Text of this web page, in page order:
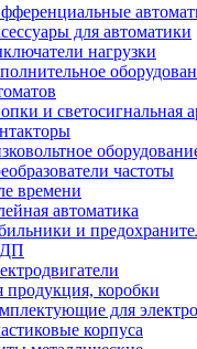
для автоматики
нагрузки
и светосигнальная
частоты
времени
автоматика
и
коробки
для
корпуса